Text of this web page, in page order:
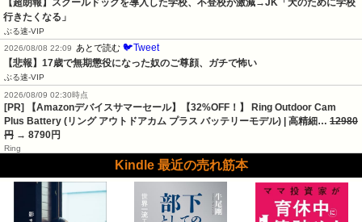
【超朗報】スクールドッグを導入した学校、不登校が激減→JK「犬のために学校
行きたくなる」
ぶる速-VIP
2026/08/08 22:09
あとで読む 🐦Tweet
【悲報】17歳で無期懲役になった奴のご尊顔、ガチで怖い
ぶる速-VIP
2026/08/09 02:30時点
[PR] 【Amazonデバイスサマーセール】【32%OFF！】 Ring Outdoor Cam
Plus Battery (リング アウトドアカム プラス バッテリーモデル) | 高精細… 12980
円 → 8790円
Ring
Kindle 最近の売れ筋本